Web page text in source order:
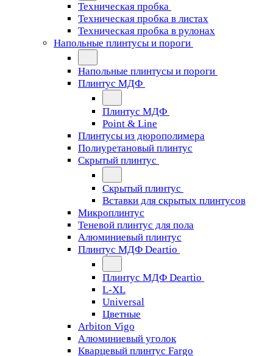
Техническая пробка
Техническая пробка в листах
Техническая пробка в рулонах
Напольные плинтусы и пороги
Напольные плинтусы и пороги
Плинтус МДФ
Плинтус МДФ
Point & Line
Плинтусы из дюрополимера
Полиуретановый плинтус
Скрытый плинтус
Скрытый плинтус
Вставки для скрытых плинтусов
Микроплинтус
Теневой плинтус для пола
Алюминиевый плинтус
Плинтус МДФ Deartio
Плинтус МДФ Deartio
L-XL
Universal
Цветные
Arbiton Vigo
Алюминиевый уголок
Кварцевый плинтус Fargo